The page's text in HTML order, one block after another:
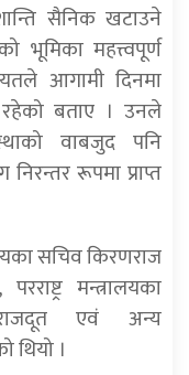
शान्ति सैनिक खटाउने
भूमिका महत्त्वपूर्ण
आगामी दिनमा
बताए । उनले
वाबजुद पनि
रूपमा प्राप्त
सचिव किरणराज
मन्त्रालयका
एवं अन्य
थियो ।